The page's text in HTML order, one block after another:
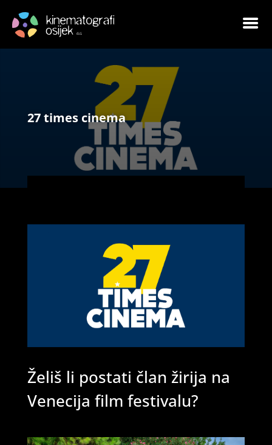
27 times cinema
Želiš li postati član žirija na
Venecija film festivalu?